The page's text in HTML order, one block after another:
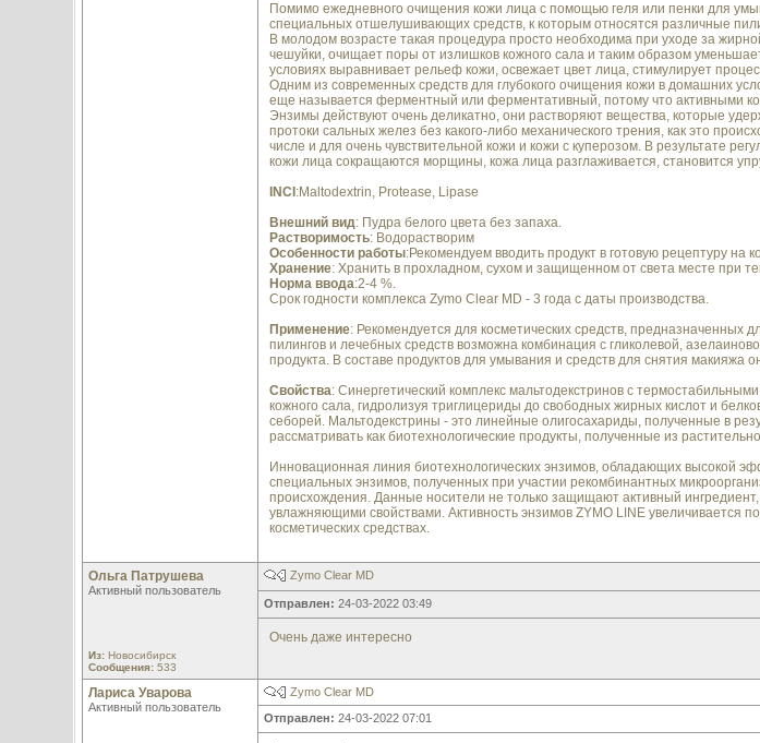
Помимо ежедневного очищения кожи лица с помощью геля или пенки для
специальных отшелушивающих средств, к которым относятся различные
В молодом возрасте такая процедура просто необходима при уходе за
чешуйки, очищает поры от излишков кожного сала и таким образом
условиях выравнивает рельеф кожи, освежает цвет лица, стимулирует
Одним из современных средств для глубокого очищения кожи в домашних
еще называется ферментный или ферментативный, потому что активными
Энзимы действуют очень деликатно, они растворяют вещества, которые
протоки сальных желез без какого-либо механического трения, как это
числе и для очень чувствительной кожи и кожи с куперозом. В результате
кожи лица сокращаются морщины, кожа лица разглаживается, становится
INCI :Maltodextrin, Protease, Lipase
Внешний вид: Пудра белого цвета без запаха.
Растворимость: Водорастворим
Особенности работы:Рекомендуем вводить продукт в готовую рецептуру на
Хранение: Хранить в прохладном, сухом и защищенном от света месте при
Норма ввода:2-4 %.
Срок годности комплекса Zymo Clear MD - 3 года с даты производства.
Применение: Рекомендуется для косметических средств, предназначенных
пилингов и лечебных средств возможна комбинация с гликолевой,
продукта. В составе продуктов для умывания и средств для снятия
Свойства: Синергетический комплекс мальтодекстринов с
кожного сала, гидролизуя триглицериды до свободных жирных кислот и
себорей. Мальтодекстрины - это линейные олигосахариды, полученные в
рассматривать как биотехнологические продукты, полученные из
Инновационная линия биотехнологических энзимов, обладающих высокой
специальных энзимов, полученных при участии рекомбинантных
происхождения. Данные носители не только защищают активный
увлажняющими свойствами. Активность энзимов ZYMO LINE увеличивается
косметических средстваx.
Ольга Патрушева
Активный пользователь
Из:Новосибирск
Сообщения:533
Zymo Clear MD
Отправлен: 24-03-2022 03:49
Очень даже интересно
Лариса Уварова
Активный пользователь
Zymo Clear MD
Отправлен: 24-03-2022 07:01